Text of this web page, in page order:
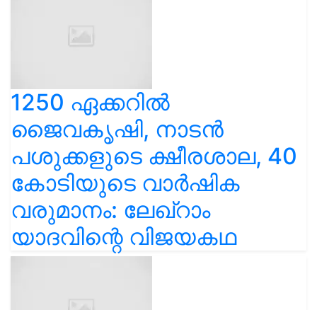
1250 ഏക്കറിൽ
ജൈവകൃഷി, നാടൻ
പശുക്കളുടെ ക്ഷീരശാല, 40
കോടിയുടെ വാർഷിക
വരുമാനം: ലേഖ്‌റാം
യാദവിന്റെ വിജയകഥ